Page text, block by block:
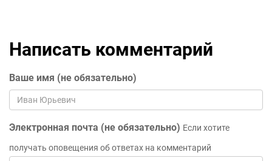
Написать комментарий
Ваше имя (не обязательно)
Электронная почта (не обязательно) Если хотите
получать оповещения об ответах на комментарий